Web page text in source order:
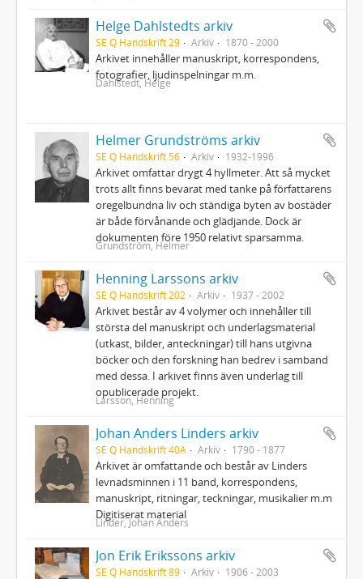
Helge Dahlstedts arkiv
SE Q Handskrift 29 Arkiv 1870 - 2000
Arkivet innehåller manuskript, korrespondens,
fotografier, ljudinspelningar m.m.
Dahlstedt, Helge
Helmer Grundströms arkiv
SE Q Handskrift 56 Arkiv 1932-1996
Arkivet omfattar drygt 4 hyllmeter. Att så mycket
trots allt finns bevarat med tanke på författarens
oregelbundna liv och ständiga byten av bostäder
är både förvånande och glädjande. Dock är
dokumenten före 1950 relativt sparsamma.
Grundström, Helmer
Henning Larssons arkiv
SE Q Handskrift 202 Arkiv 1937 - 2002
Arkivet består av 4 volymer och innehåller till
största del manuskript och underlagsmaterial
(utkast, bilder, anteckningar) till hans utgivna
böcker och den forskning han bedrev i samband
med dessa. I arkivet finns även underlag till
opublicerade projekt.
Larsson, Henning
Johan Anders Linders arkiv
SE Q Handskrift 40A Arkiv 1790 - 1877
Arkivet är omfattande och består av Linders
levnadsminnen i 11 band, korrespondens,
manuskript, ritningar, teckningar, musikalier m.m
Digitiserat material
Linder, Johan Anders
Jon Erik Erikssons arkiv
SE Q Handskrift 89 Arkiv 1906 - 2003